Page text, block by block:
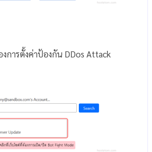
การตั้งค่าป้องกัน DDos Attack